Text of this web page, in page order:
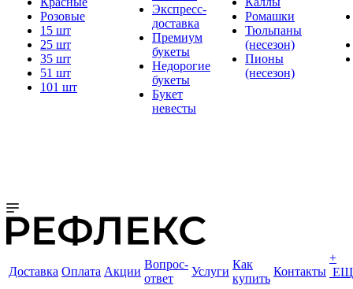
Розовые
15 шт
25 шт
35 шт
51 шт
101 шт
Экспресс-
доставка
Премиум
букеты
Недорогие
букеты
Букет
невесты
Ромашки
Тюльпаны
(несезон)
Пионы
(несезон)
Доставка Оплата Акции
Вопрос-
ответ
Услуги
Как
купить
Контакты
+